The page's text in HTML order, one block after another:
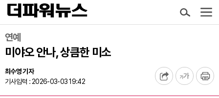
연예
미야오 안나, 상큼한 미소
최수영 기자
기사입력 : 2026-03-03 19:42